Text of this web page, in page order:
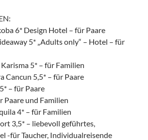
6* Design Hotel – für Paare
5* „Adults only“ – Hotel – für
5* – für Familien
Cancun 5,5* – für Paare
– für Paare
Paare und Familien
4* – für Familien
3,5* – liebevoll geführtes,
-für Taucher, Individualreisende